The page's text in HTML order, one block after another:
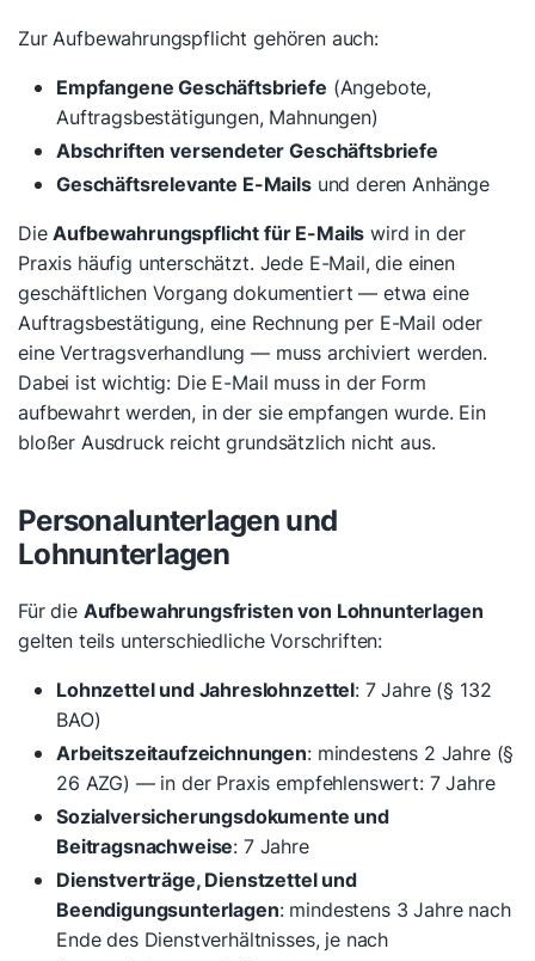
Zur Aufbewahrungspflicht gehören auch:
Empfangene Geschäftsbriefe (Angebote,
Auftragsbestätigungen, Mahnungen)
Abschriften versendeter Geschäftsbriefe
Geschäftsrelevante E-Mailsund deren Anhänge
DieAufbewahrungspflicht für E-Mails wird in der
Praxis häufig unterschätzt. Jede E-Mail, die einen
geschäftlichen Vorgang dokumentiert — etwa eine
Auftragsbestätigung, eine Rechnung per E-Mail oder
eine Vertragsverhandlung — muss archiviert werden.
Dabei ist wichtig: Die E-Mail muss in der Form
aufbewahrt werden, in der sie empfangen wurde. Ein
bloßer Ausdruck reicht grundsätzlich nicht aus.
Personalunterlagen und
Lohnunterlagen
Für die Aufbewahrungsfristen von Lohnunterlagen
gelten teils unterschiedliche Vorschriften:
Lohnzettel und Jahreslohnzettel: 7 Jahre (§ 132
BAO)
Arbeitszeitaufzeichnungen: mindestens 2 Jahre (§
26 AZG) — in der Praxis empfehlenswert: 7 Jahre
Sozialversicherungsdokumente und
Beitragsnachweise: 7 Jahre
Dienstverträge, Dienstzettel und
Beendigungsunterlagen: mindestens 3 Jahre nach
Ende des Dienstverhältnisses, je nach